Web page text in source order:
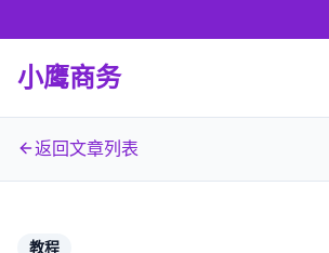
小鹰商务
返回文章列表
教程